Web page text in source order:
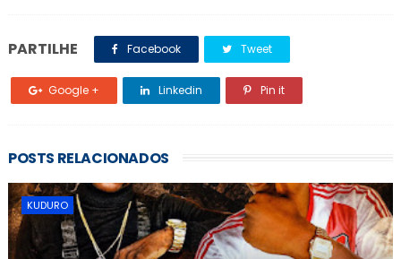
PARTILHE Facebook Tweet
Google + Linkedin Pin it
POSTS RELACIONADOS
KUDURO